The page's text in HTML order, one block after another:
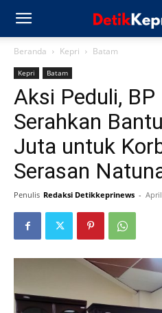
Beranda Kepri Batam
Kepri Batam
Aksi Peduli,
Serahkan
Juta untuk
Serasan
Penulis Redaksi Detikkeprinews -